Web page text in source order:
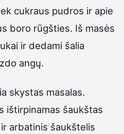
cukraus pudros ir apie
boro rūgšties. Iš masės
ir dedami šalia
angų.
skystas masalas.
ištirpinamas šaukštas
arbatinis šaukštelis